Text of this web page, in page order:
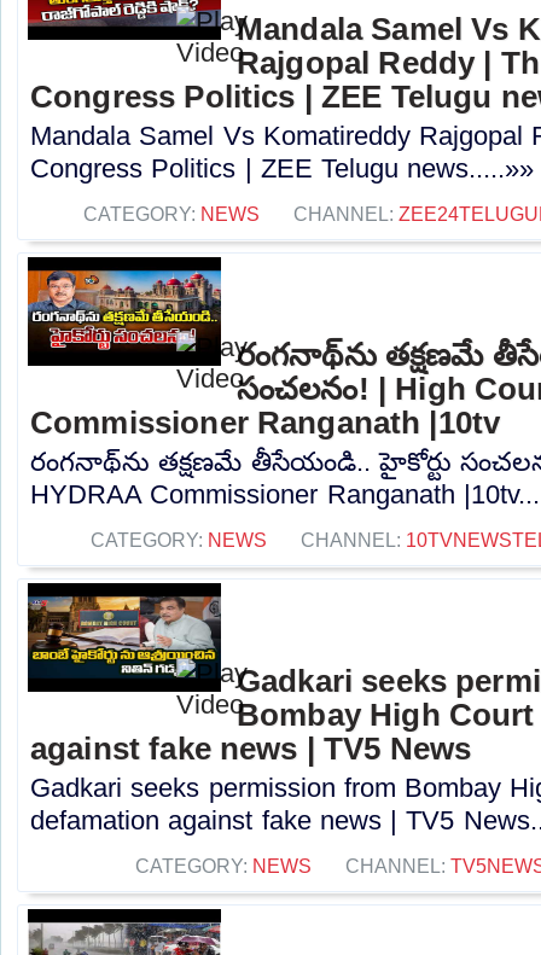
Mandala Samel Vs
Rajgopal Reddy |
Congress Politics | ZEE Telugu
Mandala Samel Vs Komatireddy Rajgopal
Congress Politics | ZEE Telugu news.....»»
CATEGORY: NEWS CHANNEL:
రంగనాథ్‎ను తక్షణమే
సంచలనం! | High
Commissioner Ranganath |10tv
రంగనాథ్‎ను తక్షణమే తీసేయండి.. హై‎కోర్టు
HYDRAA Commissioner Ranganath
CATEGORY: NEWS CHANNEL:
Gadkari seeks
Bombay High
against fake news | TV5 News
Gadkari seeks permission from Bombay
defamation against fake news | TV5
CATEGORY: NEWS CHANNEL: